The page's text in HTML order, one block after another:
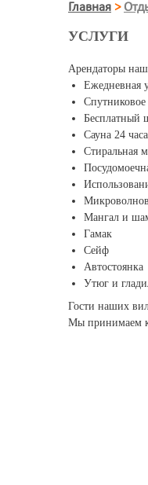
Главная >
УСЛУГИ
Арендаторы
Ежедневная
Бесплатный
Сауна 24 часа
Cтиральная
Мангал и
Гамак
Сейф
Автостоянка
Утюг и
Гости наших
Мы принимаем к